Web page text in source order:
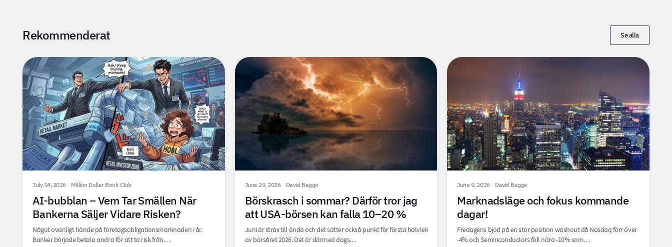
Rekommenderat Se alla
July 14, 2026 Million Dollar Book Club
AI-bubblan – Vem Tar Smällen När
Bankerna Säljer Vidare Risken?
Något ovanligt hände på företagsobligationsmarknaden i år.
Banker började betala andra för att ta risk från…
June 29, 2026 David Bagge
Börskrasch i sommar? Därför tror jag
att USA-börsen kan falla 10–20 %
Juni är strax till ända och det sätter också punkt för första halvlek
av börsåret 2026. Det är därmed dags…
June 9, 2026 David Bagge
Marknadsläge och fokus kommande
dagar!
Fredagens bjöd på en stor position washout då Nasdaq förr över
-4% och Seminconductors föll nära -10% som…